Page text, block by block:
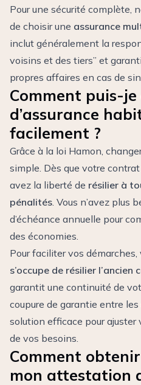
Pour une sécurité complète,
de choisir une assurance
inclut généralement la
voisins et des tiers” et
propres affaires en cas de
Comment puis-
d’assurance
facilement ?
Grâce à la loi Hamon,
simple. Dès que votre contrat
avez la liberté de résilier à
pénalités . Vous n’avez plus
d’échéance annuelle pour
des économies.
Pour faciliter vos
s’occupe de résilier l’ancien
garantit une continuité de
coupure de garantie entre les
solution efficace pour ajuster
de vos besoins.
Comment
mon attestation